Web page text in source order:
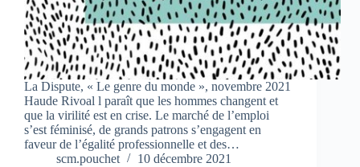
La Dispute, « Le genre du monde », novembre 2021
Haude Rivoal l paraît que les hommes changent et
que la virilité est en crise. Le marché de l’emploi
s’est féminisé, de grands patrons s’engagent en
faveur de l’égalité professionnelle et des…
scm.pouchet
10 décembre 2021